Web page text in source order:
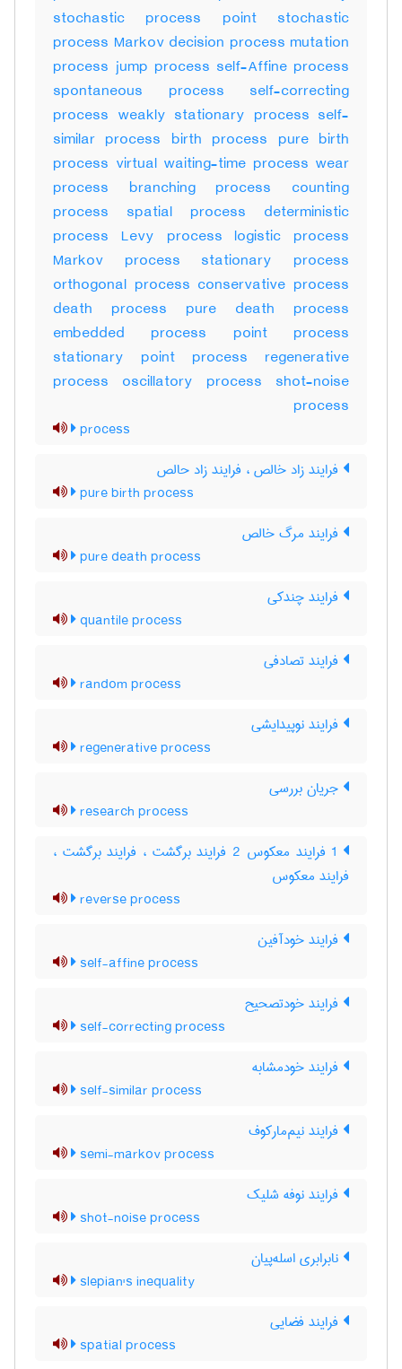
stochastic process point stochastic
process Markov decision process mutation
process jump process self-Affine process
spontaneous process self-correcting
process weakly stationary process self-
similar process birth process pure birth
process virtual waiting-time process wear
process branching process counting
process spatial process deterministic
process Levy process logistic process
Markov process stationary process
orthogonal process conservative process
death process pure death process
embedded process point process
stationary point process regenerative
process oscillatory process shot-noise
process
process
فرایند زاد خالص ، فرایند زاد حالص
pure birth process
فرایند مرگ خالص
pure death process
فرایند چندکی
quantile process
فرایند تصادفی
random process
فرایند نوپیدایشی
regenerative process
جریان بررسی
research process
1 فرایند معکوس 2 فرایند برگشت ، فرایند برگشت ،
فرایند معکوس
reverse process
فرایند خودآفین
self-affine process
فرایند خودتصحیح
self-correcting process
فرایند خودمشابه
self-similar process
فرایند نیم‌مارکوف
semi-markov process
فرایند نوفه شلیک
shot-noise process
نابرابری اسله‌پیان
slepian's inequality
فرایند فضایی
spatial process